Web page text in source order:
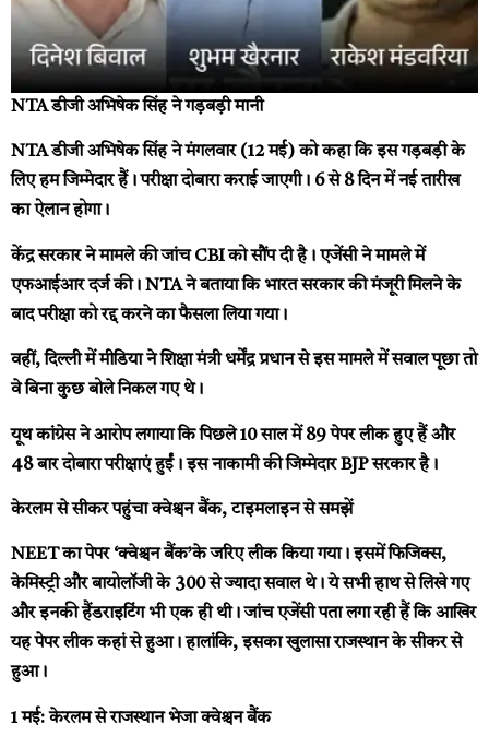
NTA डीजी अभिषेक सिंह ने गड़बड़ी मानी
NTA डीजी अभिषेक सिंह ने मंगलवार (12 मई) को कहा कि इस गड़बड़ी के
लिए हम जिम्मेदार हैं। परीक्षा दोबारा कराई जाएगी। 6 से 8 दिन में नई तारीख
का ऐलान होगा।
केंद्र सरकार ने मामले की जांच CBI को सौंप दी है। एजेंसी ने मामले में
एफआईआर दर्ज की। NTA ने बताया कि भारत सरकार की मंजूरी मिलने के
बाद परीक्षा को रद्द करने का फैसला लिया गया।
वहीं, दिल्ली में मीडिया ने शिक्षा मंत्री धर्मेंद्र प्रधान से इस मामले में सवाल पूछा तो
वे बिना कुछ बोले निकल गए थे।
यूथ कांग्रेस ने आरोप लगाया कि पिछले 10 साल में 89 पेपर लीक हुए हैं और
48 बार दोबारा परीक्षाएं हुईं। इस नाकामी की जिम्मेदार BJP सरकार है।
केरलम से सीकर पहुंचा क्वेश्चन बैंक, टाइमलाइन से समझें
NEET का पेपर ‘क्वेश्चन बैंक’के जरिए लीक किया गया। इसमें फिजिक्स,
केमिस्ट्री और बायोलॉजी के 300 से ज्यादा सवाल थे। ये सभी हाथ से लिखे गए
और इनकी हैंडराइटिंग भी एक ही थी। जांच एजेंसी पता लगा रही हैं कि आखिर
यह पेपर लीक कहां से हुआ। हालांकि, इसका खुलासा राजस्थान के सीकर से
हुआ।
1 मई: केरलम से राजस्थान भेजा क्वेश्चन बैंक